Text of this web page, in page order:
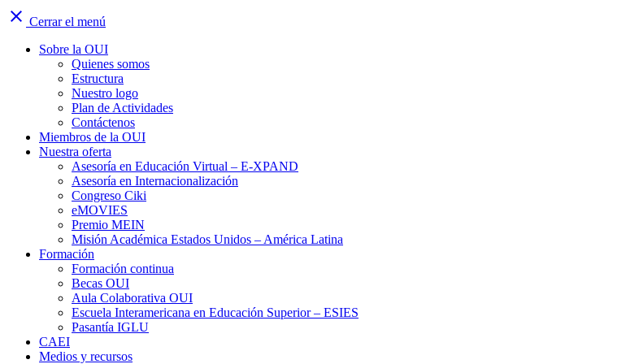
close Cerrar el menú
Sobre la OUI
Quienes somos
Estructura
Nuestro logo
Plan de Actividades
Contáctenos
Miembros de la OUI
Nuestra oferta
Asesoría en Educación Virtual – E-XPAND
Asesoría en Internacionalización
Congreso Ciki
eMOVIES
Premio MEIN
Misión Académica Estados Unidos – América Latina
Formación
Formación continua
Becas OUI
Aula Colaborativa OUI
Escuela Interamericana en Educación Superior – ESIES
Pasantía IGLU
CAEI
Medios y recursos